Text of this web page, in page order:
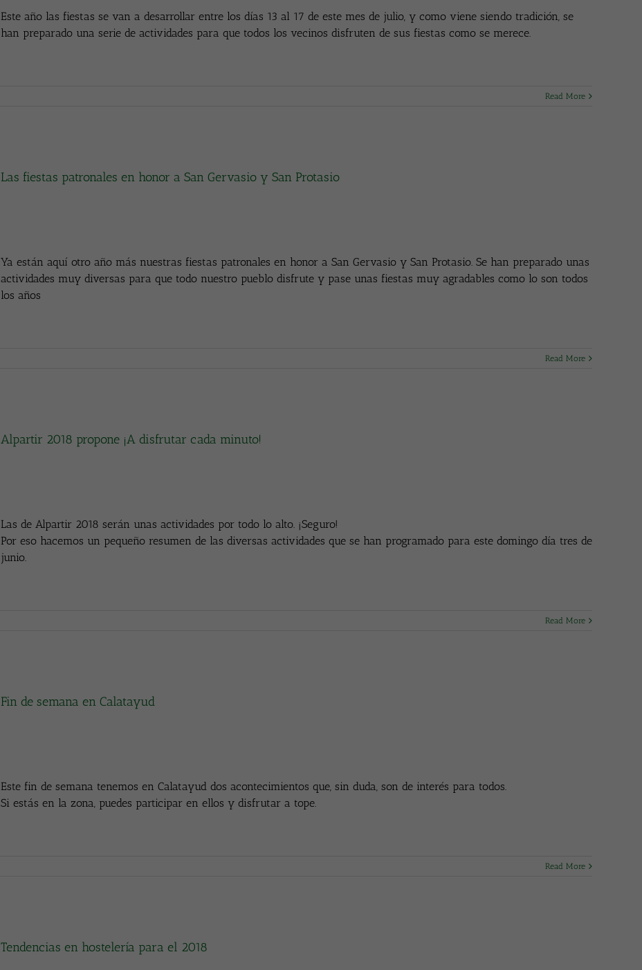
Este año las fiestas se van a desarrollar entre los días 13 al 17 de este mes de julio, y como viene siendo tradición, se
han preparado una serie de actividades para que todos los vecinos disfruten de sus fiestas como se merece.
Read More
Las fiestas patronales en honor a San Gervasio y San Protasio
Ya están aquí otro año más nuestras fiestas patronales en honor a San Gervasio y San Protasio. Se han preparado unas
actividades muy diversas para que todo nuestro pueblo disfrute y pase unas fiestas muy agradables como lo son todos
los años
Read More
Alpartir 2018 propone ¡A disfrutar cada minuto!
Las de Alpartir 2018 serán unas actividades por todo lo alto. ¡Seguro!
Por eso hacemos un pequeño resumen de las diversas actividades que se han programado para este domingo día tres de
junio.
Read More
Fin de semana en Calatayud
Este fin de semana tenemos en Calatayud dos acontecimientos que, sin duda, son de interés para todos.
Si estás en la zona, puedes participar en ellos y disfrutar a tope.
Read More
Tendencias en hostelería para el 2018